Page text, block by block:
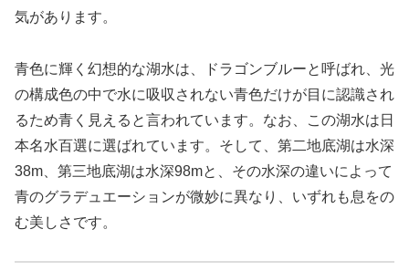
気があります。
青色に輝く幻想的な湖水は、ドラゴンブルーと呼ばれ、光
の構成色の中で水に吸収されない青色だけが目に認識され
るため青く見えると言われています。なお、この湖水は日
本名水百選に選ばれています。そして、第二地底湖は水深
38m、第三地底湖は水深98mと、その水深の違いによって
青のグラデュエーションが微妙に異なり、いずれも息をの
む美しさです。